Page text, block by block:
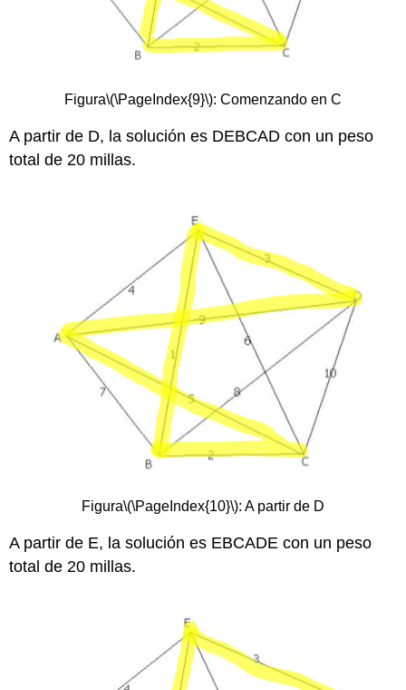
Figura\(\PageIndex{9}\): Comenzando en C
A partir de D, la solución es DEBCAD con un peso
total de 20 millas.
Figura\(\PageIndex{10}\): A partir de D
A partir de E, la solución es EBCADE con un peso
total de 20 millas.